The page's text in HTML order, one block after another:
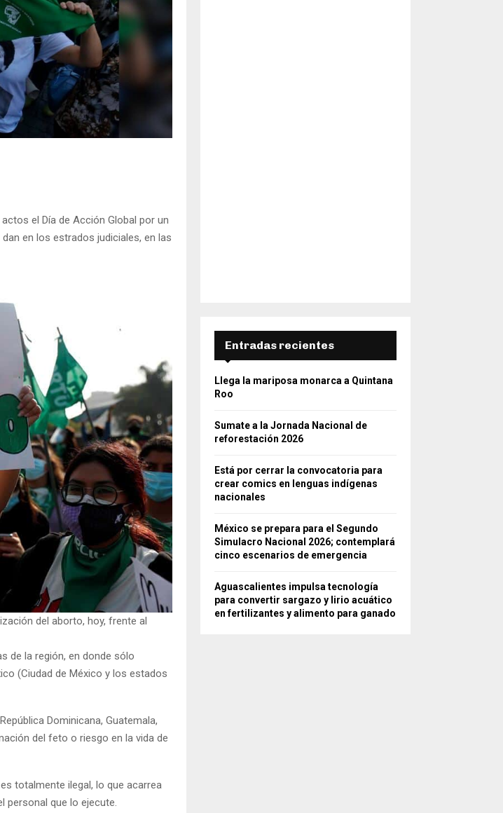
el Día de Acción Global por un
en los estrados judiciales, en las
del aborto, hoy, frente al
de la región, en donde sólo
(Ciudad de México y los estados
Dominicana, Guatemala,
del feto o riesgo en la vida de
totalmente ilegal, lo que acarrea
personal que lo ejecute.
Entradas recientes
Llega la mariposa monarca a Quintana
Roo
Sumate a la Jornada Nacional de
reforestación 2026
Está por cerrar la convocatoria para
crear comics en lenguas indígenas
nacionales
México se prepara para el Segundo
Simulacro Nacional 2026; contemplará
cinco escenarios de emergencia
Aguascalientes impulsa tecnología
para convertir sargazo y lirio acuático
en fertilizantes y alimento para ganado